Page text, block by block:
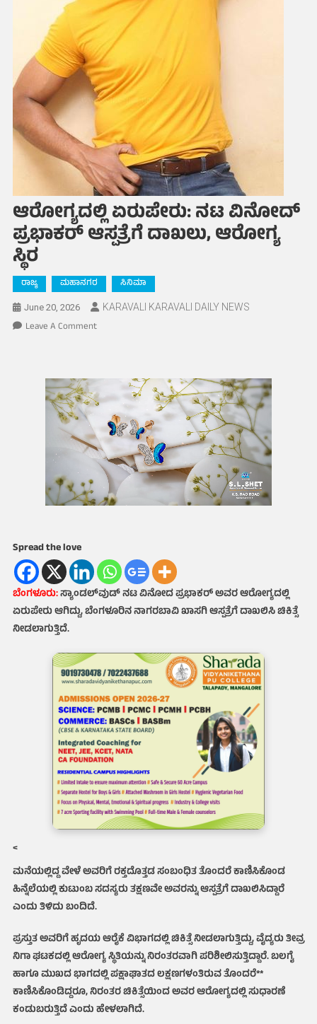
ಆರೋಗ್ಯದಲ್ಲಿ ಏರುಪೇರು: ನಟ ವಿನೋದ್
ಪ್ರಭಾಕರ್ ಆಸ್ಪತ್ರೆಗೆ ದಾಖಲು, ಆರೋಗ್ಯ
ಸ್ಥಿರ
ರಾಜ್ಯ ಮಹಾನಗರ ಸಿನಿಮಾ
June 20, 2026 KARAVALI KARAVALI DAILY NEWS
Leave A CommentOn
ವಿನೋದ್
ಪ್ರಭಾಕರ್
ಆಸ್ಪತ್ರೆಗೆ
ದಾಖಲು,
ಆರೋಗ್ಯ
ಸ್ಥಿರ
Spread the love
ಬೆಂಗಳೂರು:ಸ್ಯಾಂಡಲ್‌ವುಡ್ ನಟ ವಿನೋದ ಪ್ರಭಾಕರ್ ಅವರ ಆರೋಗ್ಯದಲ್ಲಿ
ಏರುಪೇರು ಆಗಿದ್ದು, ಬೆಂಗಳೂರಿನ ನಾಗರಬಾವಿ ಖಾಸಗಿ ಆಸ್ಪತ್ರೆಗೆ ದಾಖಲಿಸಿ ಚಿಕಿತ್ಸೆ
ನೀಡಲಾಗುತ್ತಿದೆ.
<
ಮನೆಯಲ್ಲಿದ್ದ ವೇಳೆ ಅವರಿಗೆ ರಕ್ತದೊತ್ತಡ ಸಂಬಂಧಿತ ತೊಂದರೆ ಕಾಣಿಸಿಕೊಂಡ
ಹಿನ್ನೆಲೆಯಲ್ಲಿ ಕುಟುಂಬ ಸದಸ್ಯರು ತಕ್ಷಣವೇ ಅವರನ್ನು ಆಸ್ಪತ್ರೆಗೆ ದಾಖಲಿಸಿದ್ದಾರೆ
ಎಂದು ತಿಳಿದು ಬಂದಿದೆ.
ಪ್ರಸ್ತುತ ಅವರಿಗೆ ಹೃದಯ ಆರೈಕೆ ವಿಭಾಗದಲ್ಲಿ ಚಿಕಿತ್ಸೆ ನೀಡಲಾಗುತ್ತಿದ್ದು, ವೈದ್ಯರು ತೀವ್ರ
ನಿಗಾ ಘಟಕದಲ್ಲಿ ಆರೋಗ್ಯ ಸ್ಥಿತಿಯನ್ನು ನಿರಂತರವಾಗಿ ಪರಿಶೀಲಿಸುತ್ತಿದ್ದಾರೆ. ಬಲಗೈ
ಹಾಗೂ ಮುಖದ ಭಾಗದಲ್ಲಿ ಪಕ್ಷಾಘಾತದ ಲಕ್ಷಣಗಳಂತಿರುವ ತೊಂದರೆ**
ಕಾಣಿಸಿಕೊಂಡಿದ್ದರೂ, ನಿರಂತರ ಚಿಕಿತ್ಸೆಯಿಂದ ಅವರ ಆರೋಗ್ಯದಲ್ಲಿ ಸುಧಾರಣೆ
ಕಂಡುಬರುತ್ತಿದೆ ಎಂದು ಹೇಳಲಾಗಿದೆ.